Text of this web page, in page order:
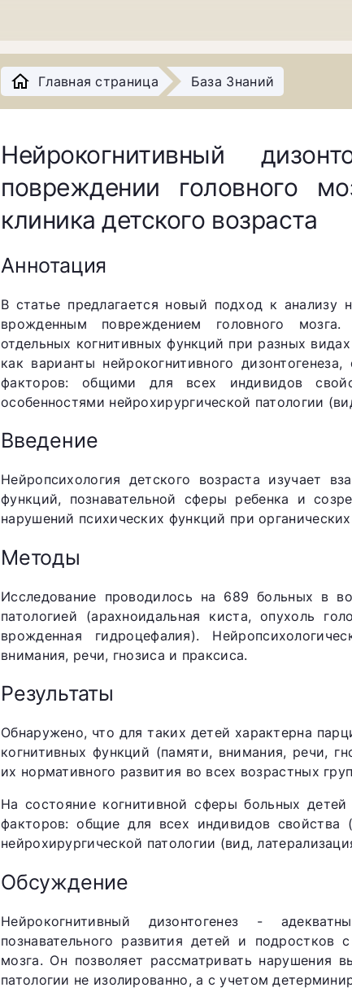
Главная страница База Знаний
Нейрокогнитивный
повреждении головного
клиника детского возраста
Аннотация
В статье предлагается новый подход к анализу
врожденным повреждением головного
отдельных когнитивных функций при разных
как варианты нейрокогнитивного
факторов: общими для всех индивидов
особенностями нейрохирургической патологии
Введение
Нейропсихология детского возраста изучает
функций, познавательной сферы ребенка и
нарушений психических функций при
Методы
Исследование проводилось на 689 больных в
патологией (арахноидальная киста, опухоль
врожденная гидроцефалия).
внимания, речи, гнозиса и праксиса.
Результаты
Обнаружено, что для таких детей характерна
когнитивных функций (памяти, внимания, речи,
их нормативного развития во всех возрастных
На состояние когнитивной сферы больных
факторов: общие для всех индивидов свойства
нейрохирургической патологии (вид,
Обсуждение
Нейрокогнитивный дизонтогенез -
познавательного развития детей и подростков
мозга. Он позволяет рассматривать нарушения
патологии не изолированно, а с учетом